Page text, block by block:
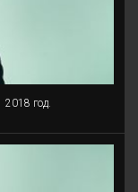
2018 год.